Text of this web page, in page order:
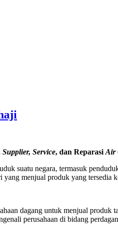
Supplier, Service, dan Reparasi Air
suatu negara, termasuk
yang menjual produk yang tersedia
dagang untuk menjual produk
perusahaan di bidang